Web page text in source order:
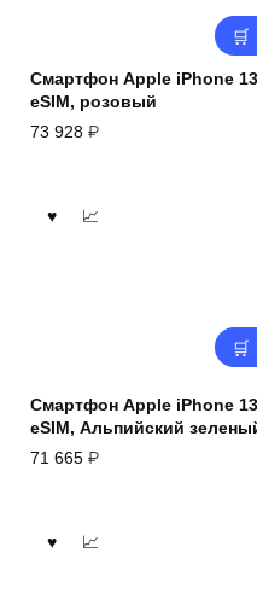
Смартфон Apple iPhone
eSIM, розовый
73 928 ₽
Смартфон Apple iPhone
eSIM, Альпийский
71 665 ₽